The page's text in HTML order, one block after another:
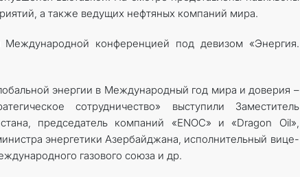
а также ведущих нефтяных компаний мира.
конференцией под девизом «Энергия.
энергии в Международный год мира и доверия –
сотрудничество» выступили Заместитель
председатель компаний «ENOC» и «Dragon Oil»,
энергетики Азербайджана, исполнительный вице-
газового союза и др.